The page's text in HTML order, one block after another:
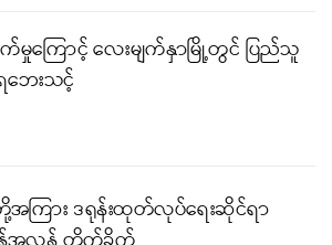
မှုကြောင့် လေးမျက်နှာမြို့တွင် ပြည်သူ
ဘေးသင့်
အကြား ဒရုန်းထုတ်လုပ်ရေးဆိုင်ရာ